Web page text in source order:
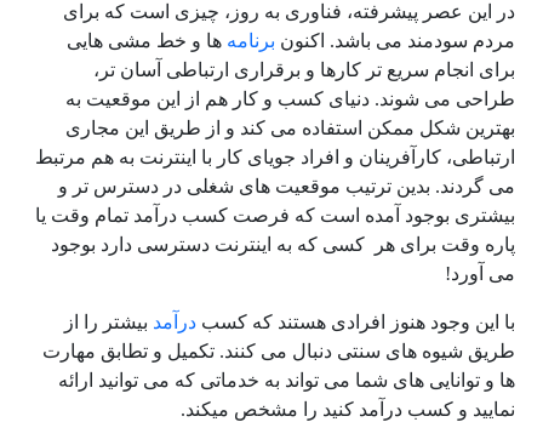
در این عصر پیشرفته، فناوری به روز، چیزی است که برای
مردم سودمند می باشد. اکنون برنامه ها و خط مشی هایی
برای انجام سریع تر کارها و برقراری ارتباطی آسان تر،
طراحی می شوند. دنیای کسب و کار هم از این موقعیت به
بهترین شکل ممکن استفاده می کند و از طریق این مجاری
ارتباطی، کارآفرینان و افراد جویای کار با اینترنت به هم مرتبط
می گردند. بدین ترتیب موقعیت های شغلی در دسترس تر و
بیشتری بوجود آمده است که فرصت کسب درآمد تمام وقت یا
پاره وقت برای هر کسی که به اینترنت دسترسی دارد بوجود
می آورد!
با این وجود هنوز افرادی هستند که کسب درآمد بیشتر را از
طریق شیوه های سنتی دنبال می کنند. تکمیل و تطابق مهارت
ها و توانایی های شما می تواند به خدماتی که می توانید ارائه
نمایید و کسب درآمد کنید را مشخص میکند.